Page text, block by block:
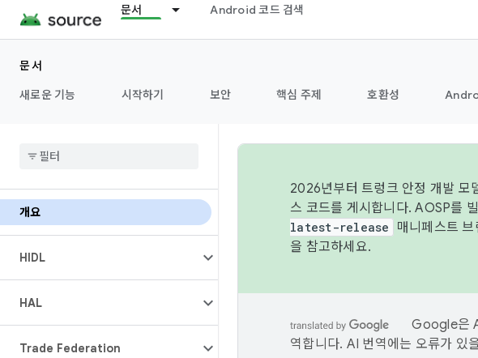
문서 Android 코드 검색
문서
새로운 기능
시작하기 보안 핵심 주제 호환성
개요
HIDL
HAL
Trade Federation
2026년부터 트렁크 안정 개발 모
스 코드를 게시합니다. AOSP를
latest-release
매니페스트
을 참고하세요.
Google은
역합니다. AI 번역에는 오류가 있